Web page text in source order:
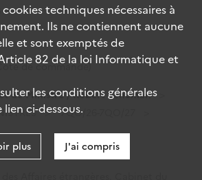
de commande)
du Ministre / Robert Schuman
7QO/26-7QO/27
cookiestechniques nécessaires à
Ils ne contiennent aucune
et sont exemptés de
82 de la loi Informatique et
les conditions générales
ci-dessous.
plus J'ai compris